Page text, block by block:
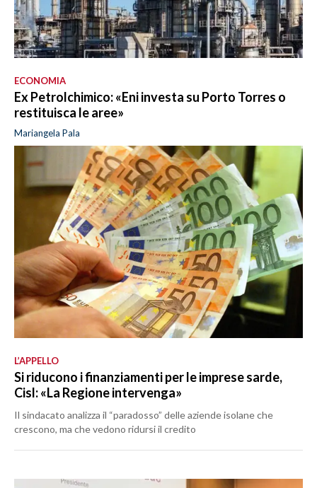
ECONOMIA
Ex Petrolchimico: «Eni investa su Porto Torres o
restituisca le aree»
Mariangela Pala
L’APPELLO
Si riducono i finanziamenti per le imprese sarde,
Cisl: «La Regione intervenga»
Il sindacato analizza il “paradosso” delle aziende isolane che
crescono, ma che vedono ridursi il credito